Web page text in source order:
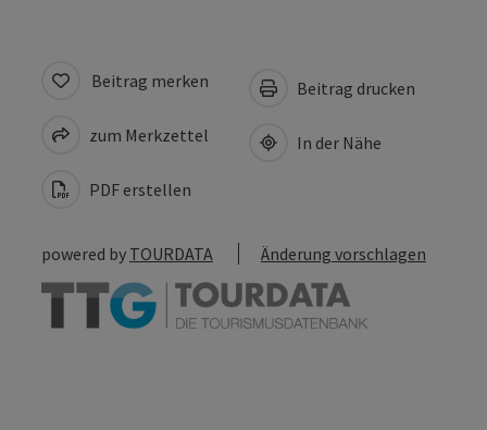
Beitrag merken
zum Merkzettel
PDF erstellen
Beitrag drucken
In der Nähe
powered by TOURDATA Änderung vorschlagen